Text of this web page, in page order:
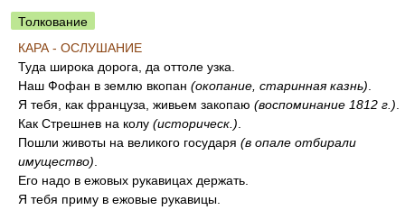
Толкование
КАРА - ОСЛУШАНИЕ
Туда широка дорога, да оттоле узка.
Наш Фофан в землю вкопан (окопание, старинная казнь)
Я тебя, как француза, живьем закопаю (воспоминание 1812 г.)
Как Стрешнев на колу (историческ.)
Пошли животы на великого государя (в опале отбирали
имущество)
Его надо в ежовых рукавицах держать.
Я тебя приму в ежовые рукавицы.